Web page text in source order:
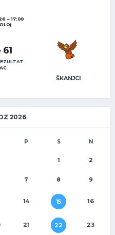
17:00
ŠKANJCI
61
2026
P S N
1 2
7 8 9
14 15 16
21 22 23